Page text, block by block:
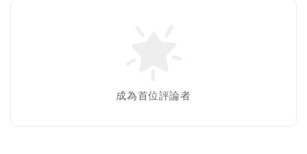
成為首位評論者